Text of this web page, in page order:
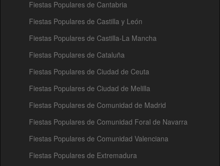
Fiestas Populares de Cantabria
Fiestas Populares de Castilla y León
Fiestas Populares de Castilla-La Mancha
Fiestas Populares de Cataluña
Fiestas Populares de Ciudad de Ceuta
Fiestas Populares de Ciudad de Melilla
Fiestas Populares de Comunidad de Madrid
Fiestas Populares de Comunidad Foral de Navarra
Fiestas Populares de Comunidad Valenciana
Fiestas Populares de Extremadura